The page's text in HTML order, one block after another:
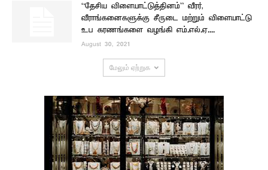
“தேசிய விளையாட்டுத்தினம்” வீரர்,
வீராங்கனைகளுக்கு சீருடை மற்றும் விளையாட்டு
உப கரணங்களை வழங்கி எம்.எல்.ஏ....
August 30, 2021
மேலும் ஏற்றுக